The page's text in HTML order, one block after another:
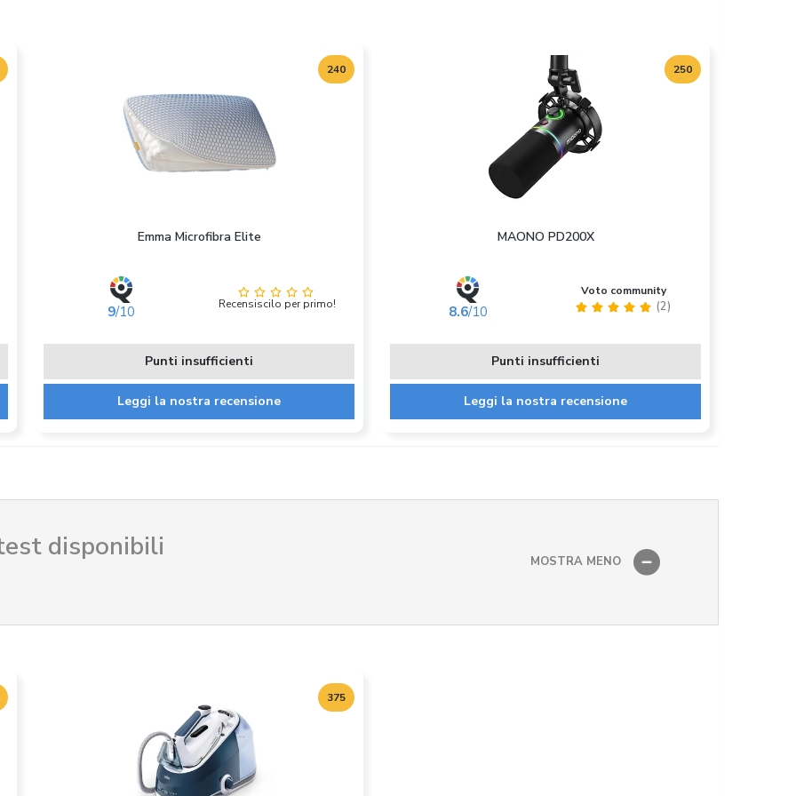
240
Emma Microfibra Elite
9/10 Recensiscilo per primo!
Punti insufficienti
Leggi la nostra recensione
250
MAONO PD200X
8.6/10
Voto community
(2)
Punti insufficienti
Leggi la nostra recensione
MOSTRA MENO
disponibili
375